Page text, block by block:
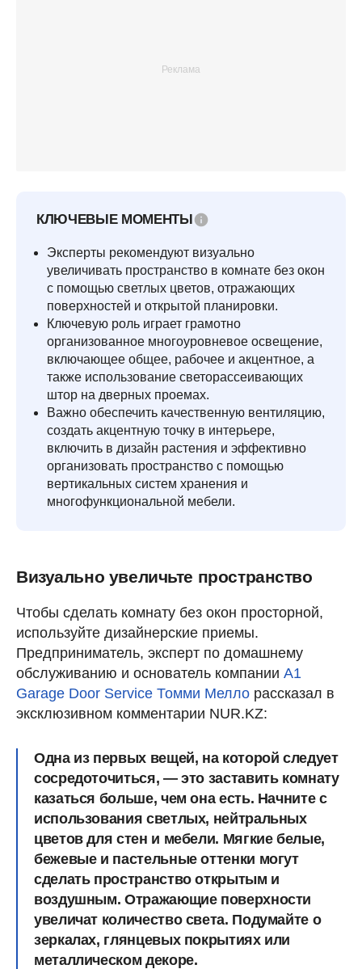
КЛЮЧЕВЫЕ МОМЕНТЫ
Эксперты рекомендуют визуально
увеличивать пространство в комнате без окон
с помощью светлых цветов, отражающих
поверхностей и открытой планировки.
Ключевую роль играет грамотно
организованное многоуровневое освещение,
включающее общее, рабочее и акцентное, а
также использование светорассеивающих
штор на дверных проемах.
Важно обеспечить качественную вентиляцию,
создать акцентную точку в интерьере,
включить в дизайн растения и эффективно
организовать пространство с помощью
вертикальных систем хранения и
многофункциональной мебели.
Визуально увеличьте пространство
Чтобы сделать комнату без окон просторной,
используйте дизайнерские приемы.
Предприниматель, эксперт по домашнему
обслуживанию и основатель компании A1
Garage Door Service Томми Мелло рассказал в
эксклюзивном комментарии NUR.KZ:
Одна из первых вещей, на которой следует
сосредоточиться, — это заставить комнату
казаться больше, чем она есть. Начните с
использования светлых, нейтральных
цветов для стен и мебели. Мягкие белые,
бежевые и пастельные оттенки могут
сделать пространство открытым и
воздушным. Отражающие поверхности
увеличат количество света. Подумайте о
зеркалах, глянцевых покрытиях или
металлическом декоре.